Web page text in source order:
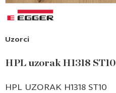
Uzorci
HPL uzorak H1318 ST10
HPL UZORAK H1318 ST10